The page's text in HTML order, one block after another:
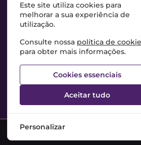
Esta
Esta
©2026 Todos os direitos
Este site utiliza cookies para
melhorar a sua experiência de
utilização.
Consulte nossa política de
para obter mais informações.
Cookies essenciais
Aceitar tudo
Personalizar